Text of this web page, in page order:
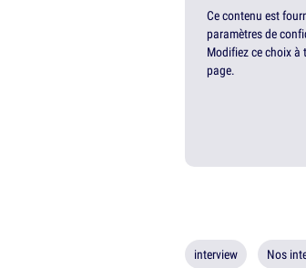
Ce contenu est
paramètres de
Modifiez ce choix à
page.
interview Nos